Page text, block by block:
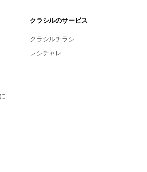
クラシルのサービス
クラシルチラシ
レシチャレ